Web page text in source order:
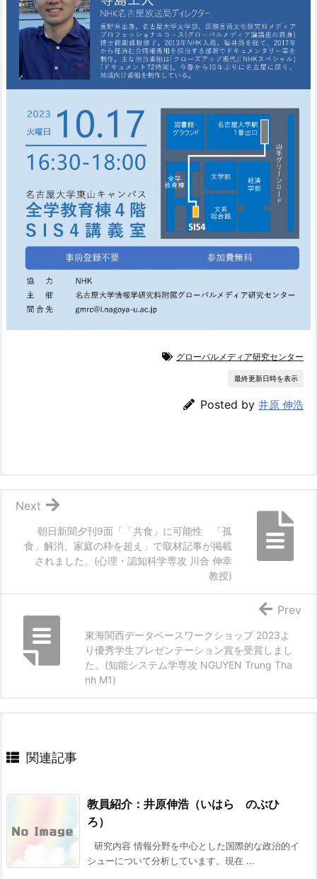
グローバルメディア研究センター
最終更新日時を表示
Posted by 井原 伸浩
朝日新聞夕刊9面「「共食」に可能性 「孤
食」解消、家庭の枠を超え」で取材記事が掲載
されました。(心理・認知科学専攻 川合 伸幸
教授)
Next
東海関西データベースワークショップ 2023よ
り優秀学生プレゼンテーション賞を受賞しまし
た。(知能システム学専攻 NGUYEN Trung Tha
nh M1)
Prev
関連記事
教員紹介：井原伸浩（いはら のぶひ
ろ）
研究内容 情報分野を中心とした国際的な政治的イ
シューについて分析しています。現在 ...